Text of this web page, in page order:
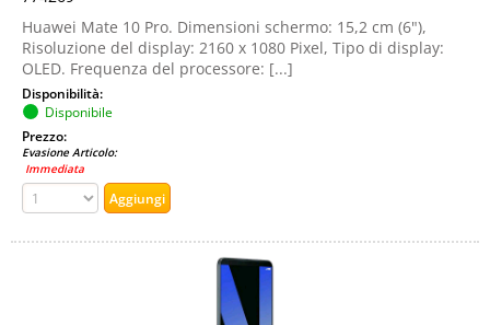
Huawei Mate 10 Pro. Dimensioni schermo: 15,2 cm (6"),
Risoluzione del display: 2160 x 1080 Pixel, Tipo di display:
OLED. Frequenza del processore: [...]
Disponibilità:
Disponibile
Prezzo:
Evasione Articolo:
Immediata